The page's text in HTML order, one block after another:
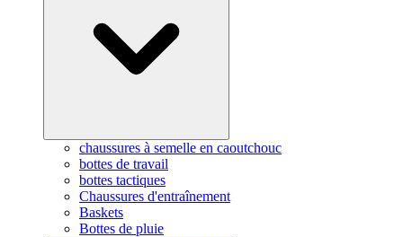
chaussures à semelle en caoutchouc
bottes de travail
bottes tactiques
Chaussures d'entraînement
Baskets
Bottes de pluie